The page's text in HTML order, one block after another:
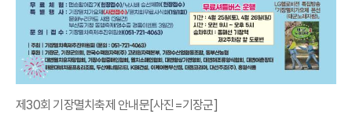
제30회 기장멸치축제 안내문[사진=기장군]